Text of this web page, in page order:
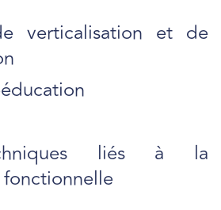
verticalisation et de
liés à la